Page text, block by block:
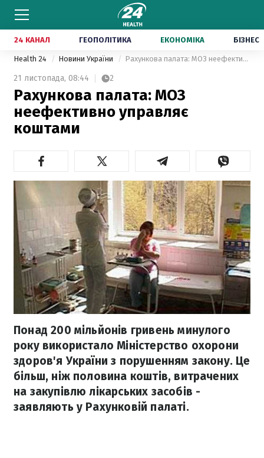
24 КАНАЛ ГЕОПОЛІТИКА ЕКОНОМІКА БІЗНЕС
Health 24 Новини України Рахункова палата: МОЗ неефективно управляє коштами
21 листопада, 08:44 2
Рахункова палата: МОЗ
неефективно управляє
коштами
Понад 200 мільйонів гривень минулого
року використало Міністерство охорони
здоров'я України з порушенням закону. Це
більш, ніж половина коштів, витрачених
на закупівлю лікарських засобів -
заявляють у Рахунковій палаті.